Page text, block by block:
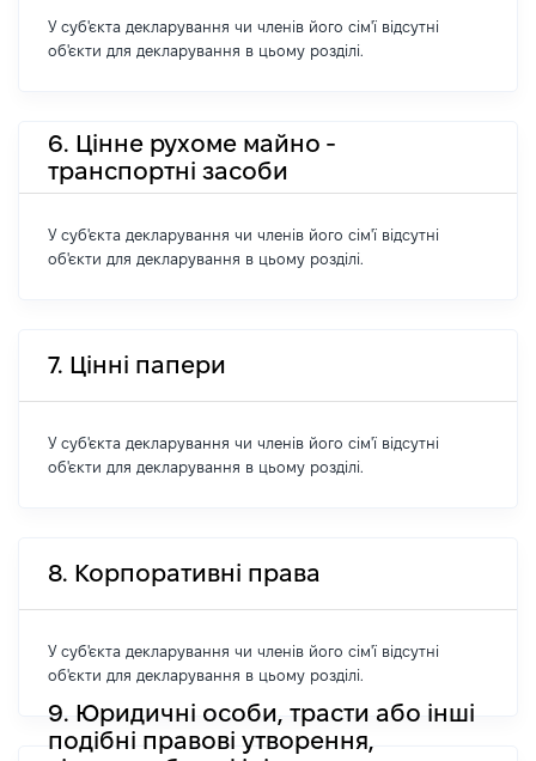
У суб'єкта декларування чи членів його сім'ї відсутні
об'єкти для декларування в цьому розділі.
6. Цінне рухоме майно -
транспортні засоби
У суб'єкта декларування чи членів його сім'ї відсутні
об'єкти для декларування в цьому розділі.
7. Цінні папери
У суб'єкта декларування чи членів його сім'ї відсутні
об'єкти для декларування в цьому розділі.
8. Корпоративні права
У суб'єкта декларування чи членів його сім'ї відсутні
об'єкти для декларування в цьому розділі.
9. Юридичні особи, трасти або інші
подібні правові утворення,